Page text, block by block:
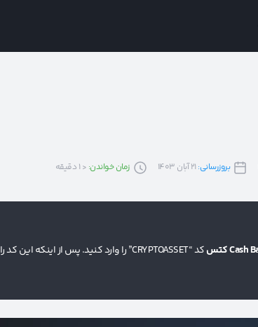
بروزرسانی:21 آبان 1403 زمان خواندن: < 1 دقیقه
کد “CRYPTOASSET” را وارد کنید. پس از اینکه این کد را